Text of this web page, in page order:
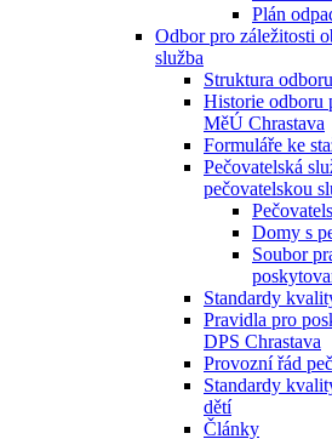
Plán
Odbor pro záležitosti
služba
Struktura odboru
Historie odboru
MěÚ Chrastava
Formuláře ke
Pečovatelská
pečovatelskou
Domy s
Soubor
Standardy
Pravidla pro
DPS Chrastava
Provozní řád
Standardy
dětí
Články